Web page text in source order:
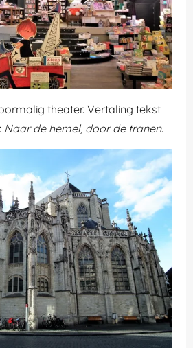
theater. Vertaling tekst
Naar de hemel, door de tranen.